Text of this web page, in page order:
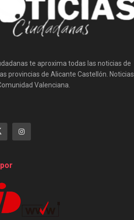
te aproxima todas las noticias de
provincias de Alicante Castellón. Noticias
Valenciana.